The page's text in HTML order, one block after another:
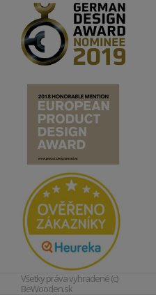
Všetky práva vyhradené (c)
BeWooden.sk